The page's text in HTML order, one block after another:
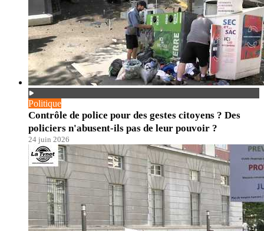
Politique
Contrôle de police pour des gestes citoyens ? Des
policiers n'abusent-ils pas de leur pouvoir ?
24 juin 2026